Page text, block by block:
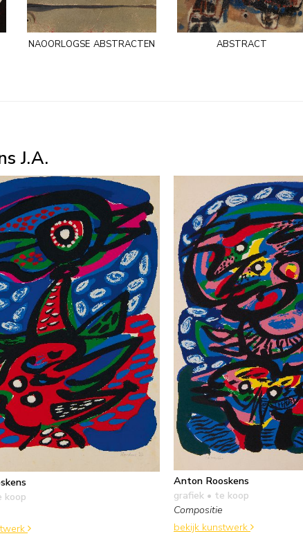
naoorlogse abstracten abstract
J.A.
koop
Anton Rooskens
grafiek • te koop
Compositie
bekijk kunstwerk